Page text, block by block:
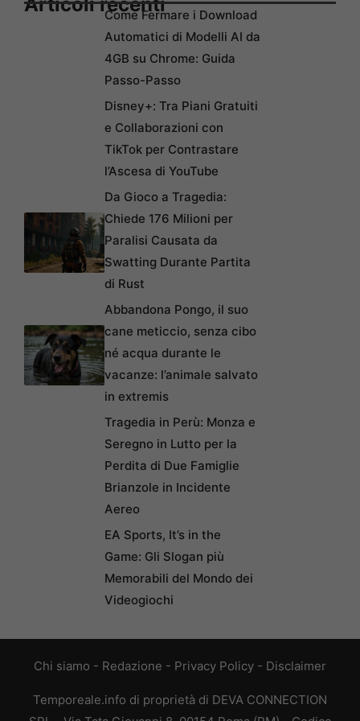
Articoli recentiCome Fermare i Download
Automatici di Modelli AI da
4GB su Chrome: Guida
Passo-Passo
Disney+: Tra Piani Gratuiti
e Collaborazioni con
TikTok per Contrastare
l’Ascesa di YouTube
Da Gioco a Tragedia:
Chiede 176 Milioni per
Paralisi Causata da
Swatting Durante Partita
di Rust
Abbandona Pongo, il suo
cane meticcio, senza cibo
né acqua durante le
vacanze: l’animale salvato
in extremis
Tragedia in Perù: Monza e
Seregno in Lutto per la
Perdita di Due Famiglie
Brianzole in Incidente
Aereo
EA Sports, It’s in the
Game: Gli Slogan più
Memorabili del Mondo dei
Videogiochi
Chi siamo - Redazione - Privacy Policy - Disclaimer
Temporeale.info di proprietà di DEVA CONNECTION